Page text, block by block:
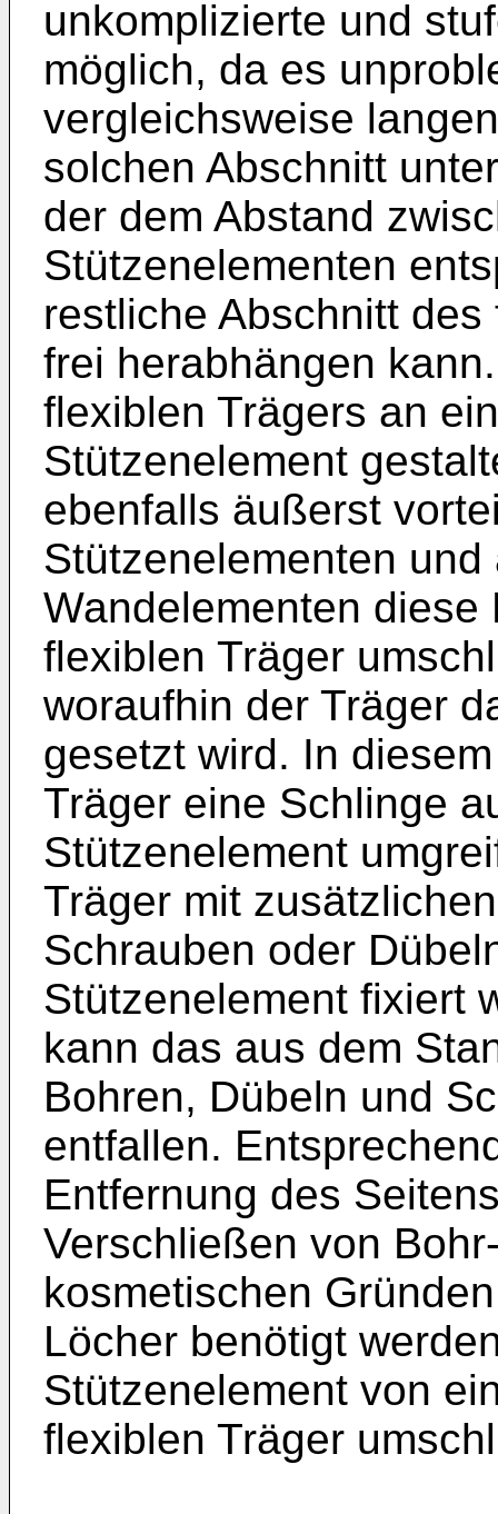
unkomplizierte und
möglich, da es
vergleichsweise
solchen Abschnitt
der dem Abstand
Stützenelementen
restliche Abschnitt
frei herabhängen
flexiblen Trägers an
Stützenelement
ebenfalls äußerst
Stützenelementen
Wandelementen
flexiblen Träger
woraufhin der Träger
gesetzt wird. In
Träger eine Schlinge
Stützenelement
Träger mit
Schrauben oder
Stützenelement fixiert
kann das aus dem
Bohren, Dübeln und
entfallen.
Entfernung des
Verschließen von
kosmetischen
Löcher benötigt
Stützenelement von
flexiblen Träger